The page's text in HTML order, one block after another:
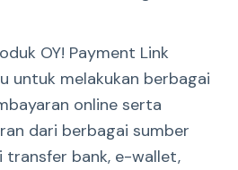
OY! Payment Link
untuk melakukan berbagai
online serta
dari berbagai sumber
transfer bank, e-wallet,